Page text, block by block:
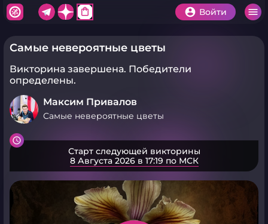
shopping_bag Войти
Самые невероятные цветы
Викторина завершена. Победители
определены.
Максим Привалов
Самые невероятные цветы
Старт следующей викторины
8 Августа 2026 в 17:19 по МСК